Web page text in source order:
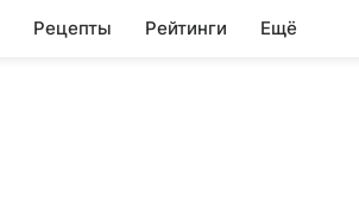
Рецепты Рейтинги Ещё